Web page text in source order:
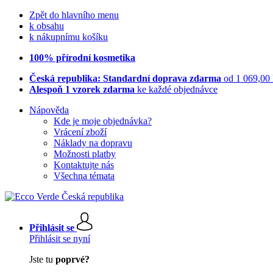
Zpět do hlavního menu
k obsahu
k nákupnímu košíku
100% přírodní kosmetika
Česká republika: Standardní doprava zdarma od 1 069,00
Alespoň 1 vzorek zdarma ke každé objednávce
Nápověda
Kde je moje objednávka?
Vrácení zboží
Náklady na dopravu
Možnosti platby
Kontaktujte nás
Všechna témata
Přihlásit se
Přihlásit se nyní
Jste tu poprvé?